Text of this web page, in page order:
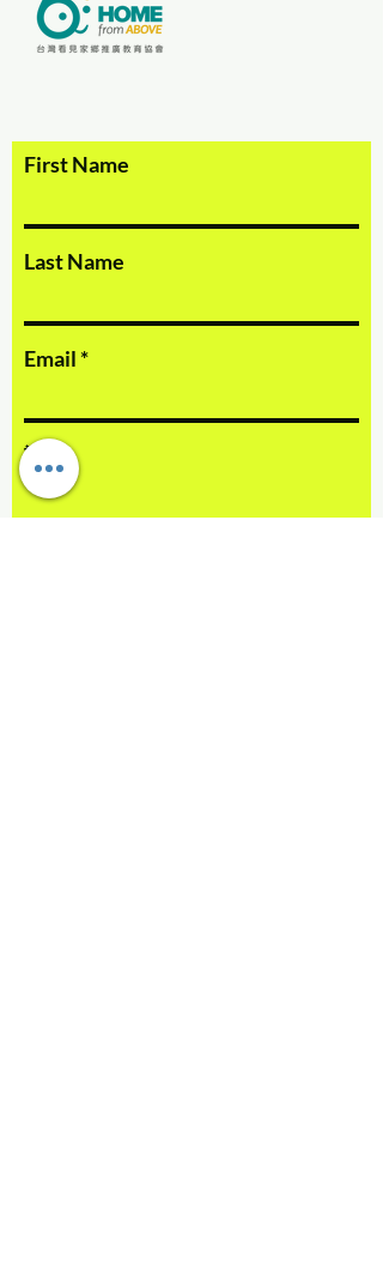
First Name
Last Name
Email
訊息